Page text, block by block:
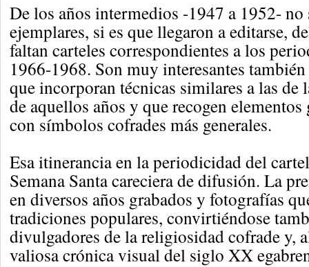
De los años intermedios -1947 a 1952- no
ejemplares, si es que llegaron a editarse,
faltan carteles correspondientes a los
1966-1968. Son muy interesantes
que incorporan técnicas similares a las de
de aquellos años y que recogen
con símbolos cofrades más generales.
Esa itinerancia en la periodicidad del
Semana Santa careciera de difusión. La
en diversos años grabados y fotografías
tradiciones populares, convirtiéndose
divulgadores de la religiosidad cofrade y,
valiosa crónica visual del siglo XX